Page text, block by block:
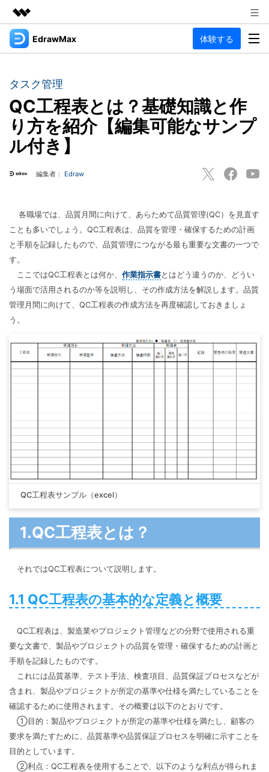
製品
ユーティリティ
概要
ソリューション
企業情報
プラン＆価格
EdrawMax 体験する
EdrawMax
多用途の作図ソフトウェア
作図種類
図面作成
フローチャート
間取り図 人気
P&ID
思考整理
マインドマップ
コンセントマップ
メモ取り
その他の図面種類 >>
リソース
オンラインAIツール
AIマインドマップ自動作成 >
最新情報
EdrawMind V13登場！
サポート
EdrawMax > EdrawMind >
EdrawMind >
動作環境
法人向け
無料ダウンロード 購入する
検索
タスク管理
QC工程表とは？基礎知識と作
り方を紹介【編集可能なサンプ
ル付き】
編集者： Edraw
各職場では、品質月間に向けて、あらためて品質管理(QC）を見直す
ことも多いでしょう。QC工程表は、品質を管理・確保するための計画
と手順を記録したもので、品質管理につながる最も重要な文書の一つで
す。
ここではQC工程表とは何か、 作業指示書とはどう違うのか、どうい
う場面で活用されるのか等を説明し、その作成方法を解説します。品質
管理月間に向けて、QC工程表の作成方法を再度確認しておきましょ
う。
QC工程表サンプル（excel）
1.QC工程表とは？
それではQC工程表について説明します。
1.1 QC工程表の基本的な定義と概要
QC工程表は、製造業やプロジェクト管理などの分野で使用される重
要な文書で、製品やプロジェクトの品質を管理・確保するための計画と
手順を記録したものです。
これには品質基準、テスト手法、検査項目、品質保証プロセスなどが
含まれ、製品やプロジェクトが所定の基準や仕様を満たしていることを
確認するために使用されます。その概要は以下のとおりです。
①目的：製品やプロジェクトが所定の基準や仕様を満たし、顧客の
要求を満たすために、品質基準や品質保証プロセスを明確に示すことを
目的としています。
②利点：QC工程表を使用することで、以下のような利点が得られま